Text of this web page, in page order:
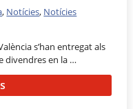
, Notícies, Notícies
s’han entregat als
divendres en la …